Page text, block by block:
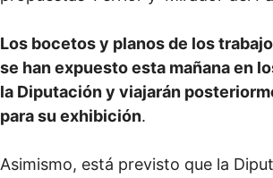
Los bocetos y planos de los
se han expuesto esta mañana en
la Diputación y viajarán
para su exhibición.
Asimismo, está previsto que la